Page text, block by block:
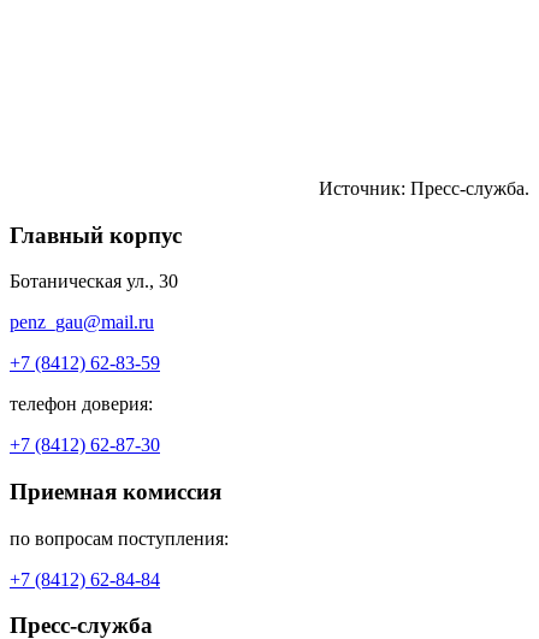
Источник: Пресс-служба.
Главный корпус
Ботаническая ул., 30
penz_gau@mail.ru
+7 (8412) 62-83-59
телефон доверия:
+7 (8412) 62-87-30
Приемная комиссия
по вопросам поступления:
+7 (8412) 62-84-84
Пресс-служба